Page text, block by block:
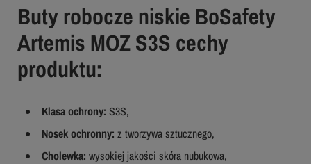
Buty robocze niskie BoSafety
Artemis MOZ S3S cechy
produktu:
Klasa ochrony: S3S,
Nosek ochronny: z tworzywa sztucznego,
Cholewka: wysokiej jakości skóra nubukowa,